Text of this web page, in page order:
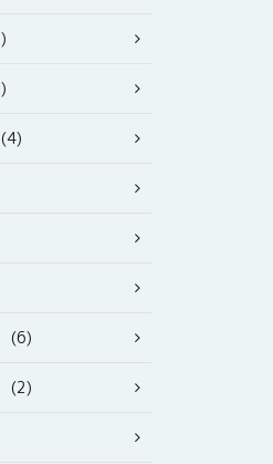
(6)
(2)